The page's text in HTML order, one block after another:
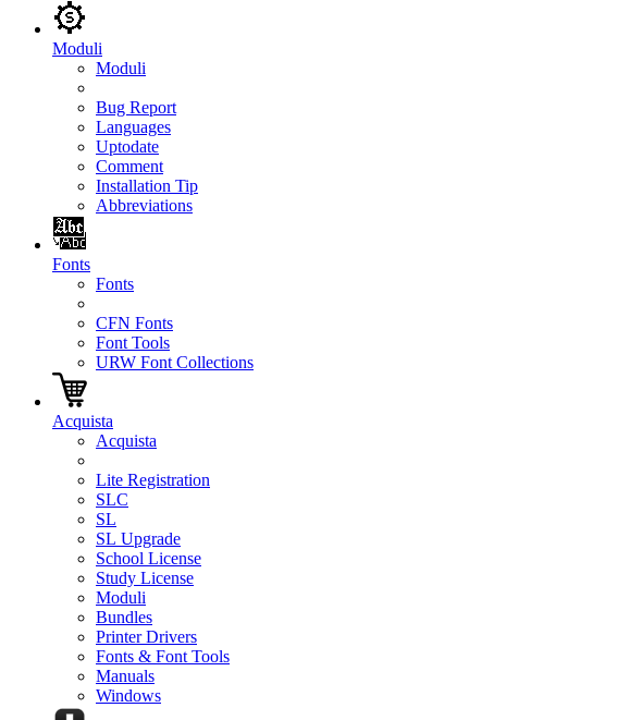
Moduli
Moduli
Bug Report
Languages
Uptodate
Comment
Installation Tip
Abbreviations
Fonts
Fonts
CFN Fonts
Font Tools
URW Font Collections
Acquista
Acquista
Lite Registration
SLC
SL
SL Upgrade
School License
Study License
Moduli
Bundles
Printer Drivers
Fonts & Font Tools
Manuals
Windows